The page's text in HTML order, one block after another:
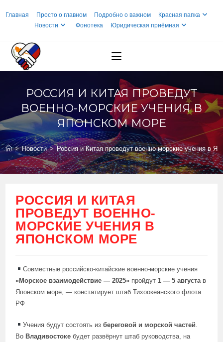
Главная Просто о главном Подробно о важном
Красная папка
Новости
Фонотека Юридическая приёмная
РОССИЯ И КИТАЯ ПРОВЕДУТ
ВОЕННО-МОРСКИЕ УЧЕНИЯ В
ЯПОНСКОМ МОРЕ
> Новости > Россия и Китая проведут военно-морские учения в
РОССИЯ И КИТАЯ
ПРОВЕДУТ ВОЕННО-
МОРСКИЕ УЧЕНИЯ В
ЯПОНСКОМ МОРЕ
Совместные российско-китайские военно-морские учения
«Морское взаимодействие — 2025» пройдут1 — 5 августав
Японском море, — констатирует штаб Тихоокеанского флота
РФ
Учения будут состоять избереговой и морской частей.
Во Владивостоке будет развёрнут штаб руководства, на